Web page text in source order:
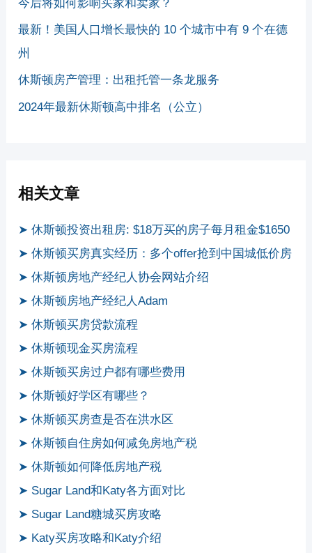
今后将如何影响买家和卖家？
最新！美国人口增长最快的 10 个城市中有 9 个在德
州
休斯顿房产管理：出租托管一条龙服务
2024年最新休斯顿高中排名（公立）
相关文章
➤ 休斯顿投资出租房: $18万买的房子每月租金$1650
➤ 休斯顿买房真实经历：多个offer抢到中国城低价房
➤ 休斯顿房地产经纪人协会网站介绍
➤ 休斯顿房地产经纪人Adam
➤ 休斯顿买房贷款流程
➤ 休斯顿现金买房流程
➤ 休斯顿买房过户都有哪些费用
➤ 休斯顿好学区有哪些？
➤ 休斯顿买房查是否在洪水区
➤ 休斯顿自住房如何减免房地产税
➤ 休斯顿如何降低房地产税
➤ Sugar Land和Katy各方面对比
➤ Sugar Land糖城买房攻略
➤ Katy买房攻略和Katy介绍